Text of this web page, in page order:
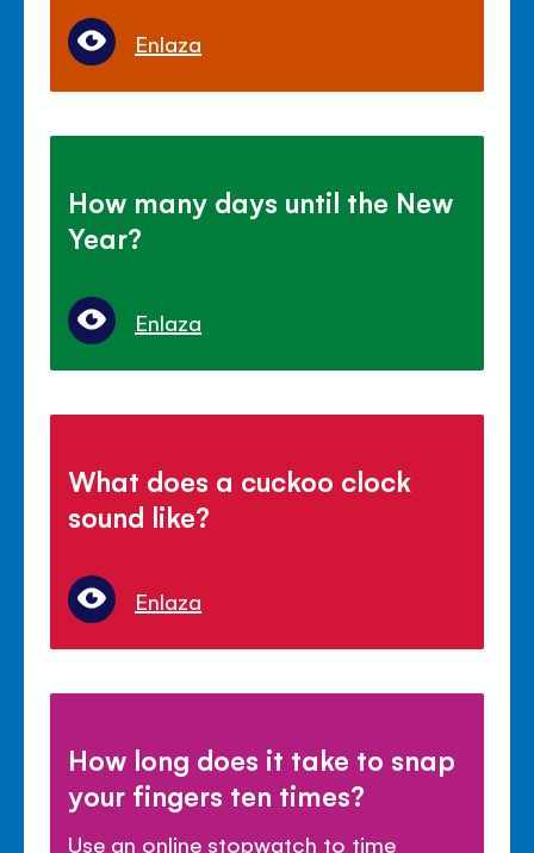
Enlaza
How many days until the New
Year?
Enlaza
What does a cuckoo clock
sound like?
Enlaza
How long does it take to snap
your fingers ten times?
Use an online stopwatch to time